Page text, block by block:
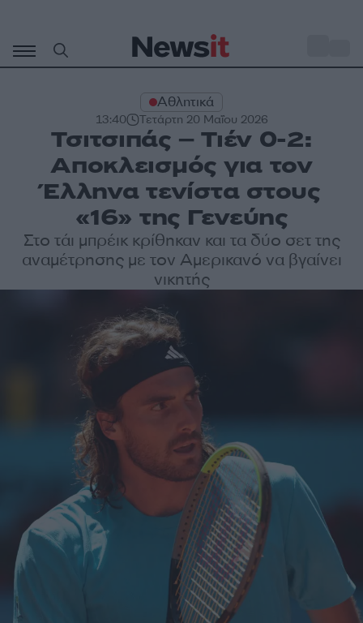
περιεχόμενο
Αθλητικά
13:40 Τετάρτη 20 Μαΐου 2026
Τσιτσιπάς – Τιέν 0-2:
Αποκλεισμός για τον
Έλληνα τενίστα στους
«16» της Γενεύης
Στο τάι μπρέικ κρίθηκαν και τα δύο σετ της
αναμέτρησης με τον Αμερικανό να βγαίνει
νικητής